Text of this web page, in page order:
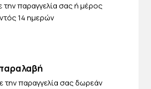
την παραγγελία σας ή μέρος
14 ημερών
την παραγγελία σας δωρεάν